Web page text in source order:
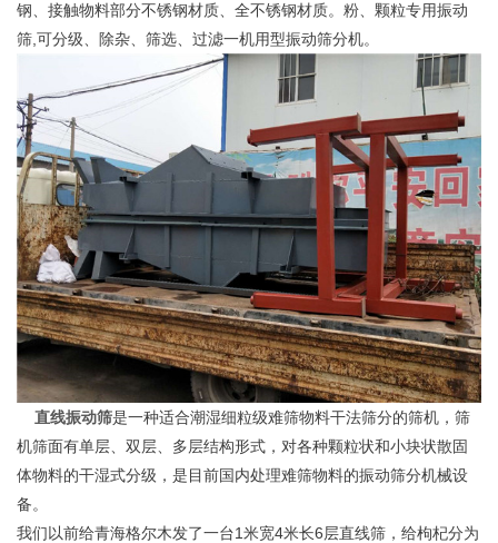
钢、接触物料部分不锈钢材质、全不锈钢材质。粉、颗粒专用振动
筛,可分级、除杂、筛选、过滤一机用型振动筛分机。
直线振动筛是一种适合潮湿细粒级难筛物料干法筛分的筛机，筛
机筛面有单层、双层、多层结构形式，对各种颗粒状和小块状散固
体物料的干湿式分级，是目前国内处理难筛物料的振动筛分机械设
备。
我们以前给青海格尔木发了一台1米宽4米长6层直线筛，给枸杞分为